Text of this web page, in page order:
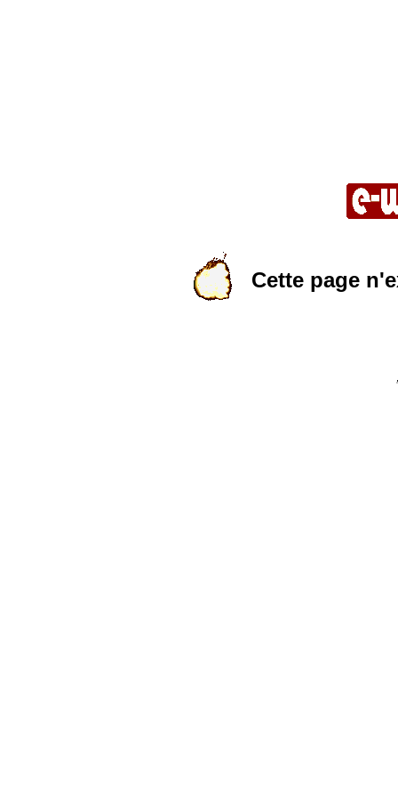
Cette page